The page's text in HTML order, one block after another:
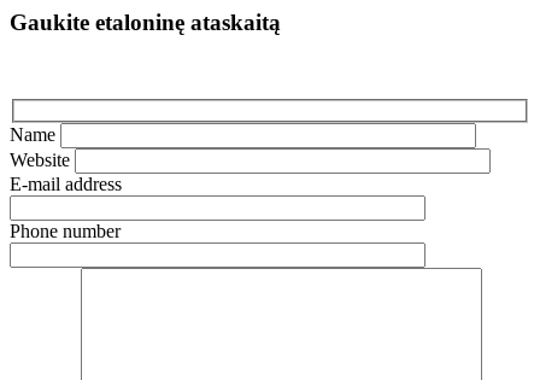
Gaukite etaloninę ataskaitą
Name
Website
E-mail address
Phone number